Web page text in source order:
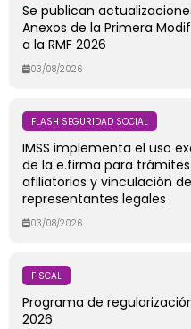
Se publican
Anexos de la Primera
a la RMF 2026
03/08/2026
FLASH SEGURIDAD SOCIAL
IMSS implementa el uso
de la e.firma para trámites
afiliatorios y vinculación de
representantes legales
03/08/2026
FISCAL
Programa de
2026